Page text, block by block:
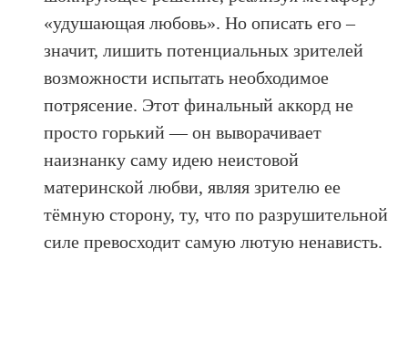
«удушающая любовь». Но описать его –
значит, лишить потенциальных зрителей
возможности испытать необходимое
потрясение. Этот финальный аккорд не
просто горький — он выворачивает
наизнанку саму идею неистовой
материнской любви, являя зрителю ее
тёмную сторону, ту, что по разрушительной
силе превосходит самую лютую ненависть.